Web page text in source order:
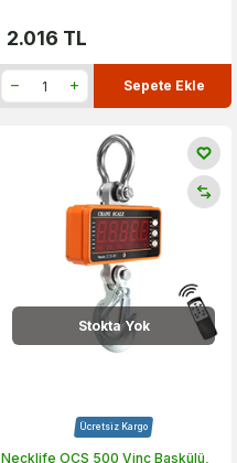
2.016 TL
Sepete Ekle
Stokta Yok
Ücretsiz Kargo
Necklife OCS 500 Vinç Baskülü,